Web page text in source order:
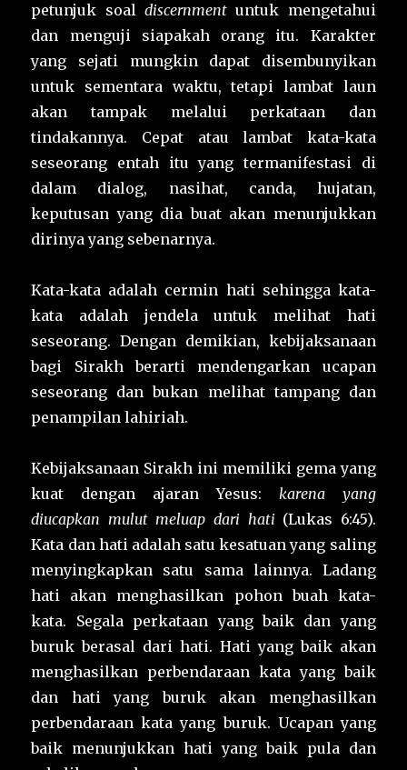
petunjuk soal discernment untuk mengetahui
dan menguji siapakah orang itu. Karakter
yang sejati mungkin dapat disembunyikan
untuk sementara waktu, tetapi lambat laun
akan tampak melalui perkataan dan
tindakannya. Cepat atau lambat kata-kata
seseorang entah itu yang termanifestasi di
dalam dialog, nasihat, canda, hujatan,
keputusan yang dia buat akan menunjukkan
dirinya yang sebenarnya.
Kata-kata adalah cermin hati sehingga kata-
kata adalah jendela untuk melihat hati
seseorang. Dengan demikian, kebijaksanaan
bagi Sirakh berarti mendengarkan ucapan
seseorang dan bukan melihat tampang dan
penampilan lahiriah.
Kebijaksanaan Sirakh ini memiliki gema yang
kuat dengan ajaran Yesus: karena yang
diucapkan mulut meluap dari hati (Lukas 6:45).
Kata dan hati adalah satu kesatuan yang saling
menyingkapkan satu sama lainnya. Ladang
hati akan menghasilkan pohon buah kata-
kata. Segala perkataan yang baik dan yang
buruk berasal dari hati. Hati yang baik akan
menghasilkan perbendaraan kata yang baik
dan hati yang buruk akan menghasilkan
perbendaraan kata yang buruk. Ucapan yang
baik menunjukkan hati yang baik pula dan